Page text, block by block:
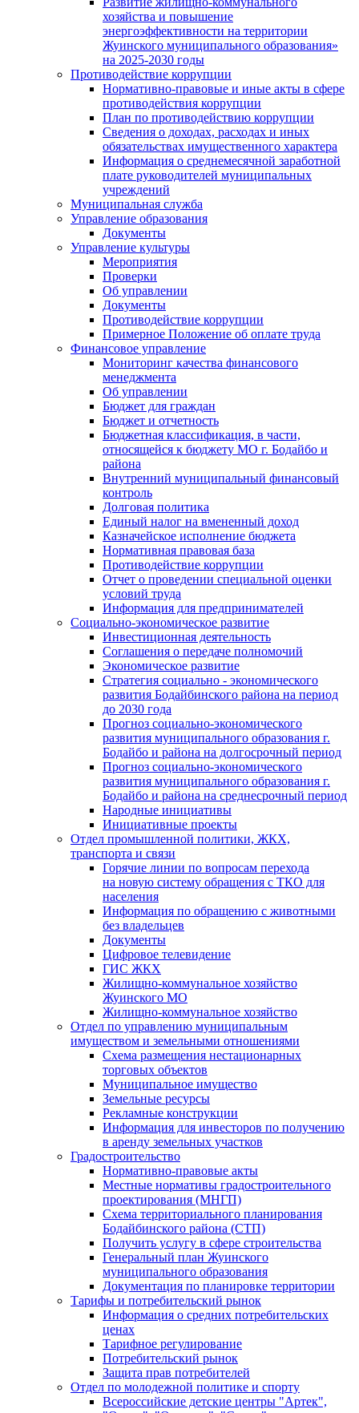
хозяйства и повышение
энергоэффективности на территории
Жуинского муниципального образования»
на 2025-2030 годы
Противодействие коррупции
Нормативно-правовые и иные акты в сфере
противодействия коррупции
План по противодействию коррупции
Сведения о доходах, расходах и иных
обязательствах имущественного характера
Информация о среднемесячной заработной
плате руководителей муниципальных
учреждений
Муниципальная служба
Управление образования
Документы
Управление культуры
Мероприятия
Проверки
Об управлении
Документы
Противодействие коррупции
Примерное Положение об оплате труда
Финансовое управление
Мониторинг качества финансового
менеджмента
Об управлении
Бюджет для граждан
Бюджет и отчетность
Бюджетная классификация, в части,
относящейся к бюджету МО г. Бодайбо и
района
Внутренний муниципальный финансовый
контроль
Долговая политика
Единый налог на вмененный доход
Казначейское исполнение бюджета
Нормативная правовая база
Противодействие коррупции
Отчет о проведении специальной оценки
условий труда
Информация для предпринимателей
Социально-экономическое развитие
Инвестиционная деятельность
Соглашения о передаче полномочий
Экономическое развитие
Стратегия социально - экономического
развития Бодайбинского района на период
до 2030 года
Прогноз социально-экономического
развития муниципального образования г.
Бодайбо и района на долгосрочный период
Прогноз социально-экономического
развития муниципального образования г.
Бодайбо и района на среднесрочный период
Народные инициативы
Инициативные проекты
Отдел промышленной политики, ЖКХ,
транспорта и связи
Горячие линии по вопросам перехода
на новую систему обращения с ТКО для
населения
Информация по обращению с животными
без владельцев
Документы
Цифровое телевидение
ГИС ЖКХ
Жилищно-коммунальное хозяйство
Жуинского МО
Жилищно-коммунальное хозяйство
Отдел по управлению муниципальным
имуществом и земельными отношениями
Схема размещения нестационарных
торговых объектов
Муниципальное имущество
Земельные ресурсы
Рекламные конструкции
Информация для инвесторов по получению
в аренду земельных участков
Градостроительство
Нормативно-правовые акты
Местные нормативы градостроительного
проектирования (МНГП)
Схема территориального планирования
Бодайбинского района (СТП)
Получить услугу в сфере строительства
Генеральный план Жуинского
муниципального образования
Документация по планировке территории
Тарифы и потребительский рынок
Информация о средних потребительских
ценах
Тарифное регулирование
Потребительский рынок
Защита прав потребителей
Отдел по молодежной политике и спорту
Всероссийские детские центры "Артек",